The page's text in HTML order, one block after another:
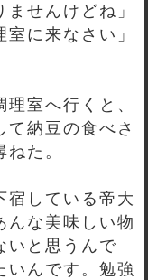
せんけどね」
に来なさい」
室へ行くと、
納豆の食べさ
た。
宿している帝大
んな美味しい物
いと思うんで
いんです。勉強